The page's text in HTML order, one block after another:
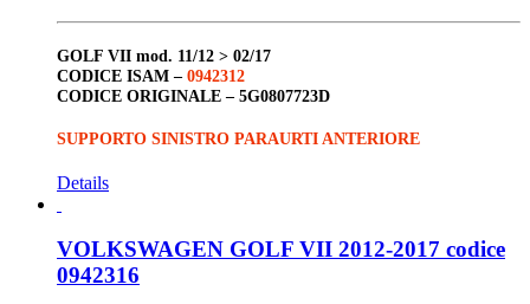
GOLF VII mod. 11/12 > 02/17
CODICE ISAM – 0942312
CODICE ORIGINALE – 5G0807723D
SUPPORTO SINISTRO PARAURTI ANTERIORE
Details
VOLKSWAGEN GOLF VII 2012-2017 codice
0942316